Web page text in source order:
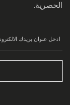
الحصرية.